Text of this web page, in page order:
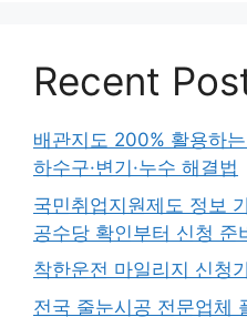
Recent
배관지도 200% 활용하
하수구·변기·누수 해결법
국민취업지원제도 정보
공수당 확인부터 신청 준
착한운전 마일리지 신청
전국 줄눈시공 전문업체